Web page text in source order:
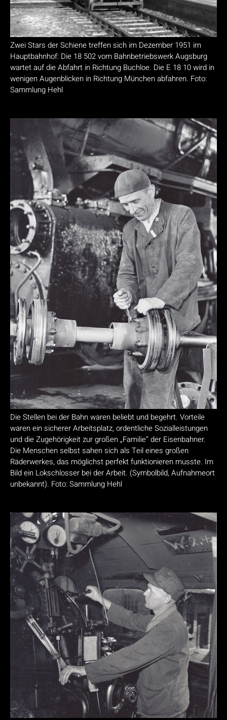
Zwei Stars der Schiene treffen sich im Dezember 1951 im
Hauptbahnhof: Die 18 502 vom Bahnbetriebswerk Augsburg
wartet auf die Abfahrt in Richtung Buchloe. Die E 18 10 wird in
wenigen Augenblicken in Richtung München abfahren. Foto:
Sammlung Hehl
Die Stellen bei der Bahn waren beliebt und begehrt. Vorteile
waren ein sicherer Arbeitsplatz, ordentliche Sozialleistungen
und die Zugehörigkeit zur großen „Familie“ der Eisenbahner.
Die Menschen selbst sahen sich als Teil eines großen
Räderwerkes, das möglichst perfekt funktionieren musste. Im
Bild ein Lokschlosser bei der Arbeit. (Symbolbild, Aufnahmeort
unbekannt). Foto: Sammlung Hehl